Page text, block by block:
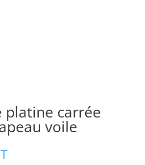
platine carrée
voile